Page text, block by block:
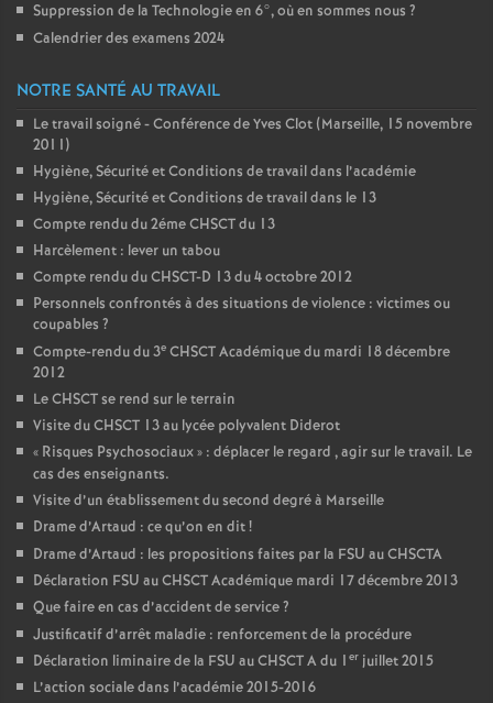
Suppression de la Technologie en 6°, où en sommes nous ?
Calendrier des examens 2024
NOTRE SANTÉ AU TRAVAIL
Le travail soigné - Conférence de Yves Clot (Marseille, 15 novembre
2011)
Hygiène, Sécurité et Conditions de travail dans l’académie
Hygiène, Sécurité et Conditions de travail dans le 13
Compte rendu du 2éme CHSCT du 13
Harcèlement : lever un tabou
Compte rendu du CHSCT-D 13 du 4 octobre 2012
Personnels confrontés à des situations de violence : victimes ou
coupables ?
Compte-rendu du 3e CHSCT Académique du mardi 18 décembre
2012
Le CHSCT se rend sur le terrain
Visite du CHSCT 13 au lycée polyvalent Diderot
« Risques Psychosociaux» : déplacer le regard , agir sur le travail. Le
cas des enseignants.
Visite d’un établissement du second degré à Marseille
Drame d’Artaud : ce qu’on en dit!
Drame d’Artaud : les propositions faites par la FSU au CHSCTA
Déclaration FSU au CHSCT Académique mardi 17 décembre 2013
Que faire en cas d’accident de service?
Justificatif d’arrêt maladie : renforcement de la procédure
Déclaration liminaire de la FSU au CHSCT A du 1 er juillet 2015
L’action sociale dans l’académie 2015-2016